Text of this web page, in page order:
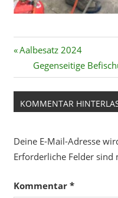
Vorheriger
Beitrag:
Aalbesatz 2024
Nächster
Beitrag:
Gegenseitige
KOMMENTAR
Deine E-Mail-Adresse
Erforderliche Felder sind
Kommentar *